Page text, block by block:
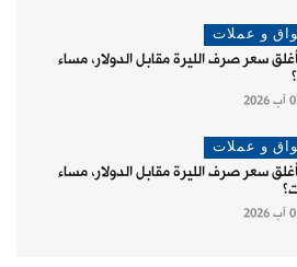
و عملات
سعر صرف الليرة مقابل الدولار، مساء
و عملات
سعر صرف الليرة مقابل الدولار، مساء